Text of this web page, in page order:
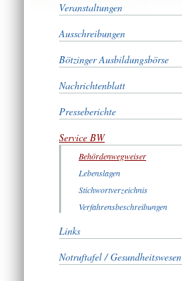
Veranstaltungen
Ausschreibungen
Bötzinger Ausbildungsbörse
Nachrichtenblatt
Presseberichte
Service BW
Behördenwegweiser
Lebenslagen
Stichwortverzeichnis
Verfahrensbeschreibungen
Links
Notruftafel / Gesundheitswesen